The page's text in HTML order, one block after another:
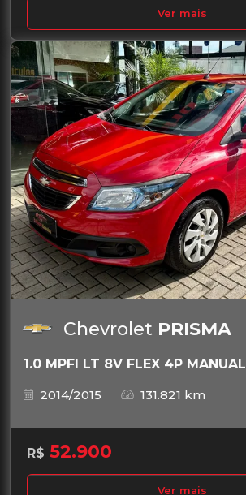
Ver mais
Chevrolet PRISMA
1.0 MPFI LT 8V FLEX 4P MANUAL
2014/2015
131.821 km
R$ 52.900
Ver mais